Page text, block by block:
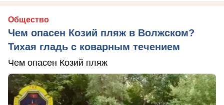
Общество
Чем опасен Козий пляж в Волжском?
Тихая гладь с коварным течением
Чем опасен Козий пляж